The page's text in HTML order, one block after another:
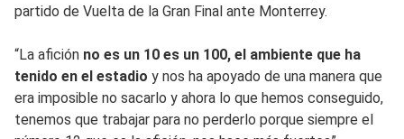
partido de Vuelta de la Gran Final ante Monterrey.
“La afición no es un 10 es un 100, el ambiente que ha
tenido en el estadio y nos ha apoyado de una manera que
era imposible no sacarlo y ahora lo que hemos conseguido,
tenemos que trabajar para no perderlo porque siempre el